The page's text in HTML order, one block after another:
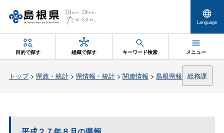
Language
目的で探す 組織で探す キーワード検索 メニュー
トップ> 県政・統計> 県情報・統計> 関連情報 > 島根県報 総務課